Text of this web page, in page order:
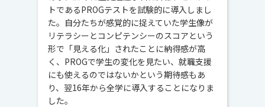
トであるPROGテストを試験的に導入しまし
た。自分たちが感覚的に捉えていた学生像が
リテラシーとコンピテンシーのスコアという
形で「見える化」されたことに納得感が高
く、PROGで学生の変化を見たい、就職支援
にも使えるのではないかという期待感もあ
り、翌16年から全学に導入することになりま
した。